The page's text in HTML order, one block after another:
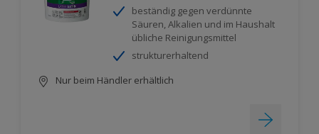
beständig gegen verdünnte
Säuren, Alkalien und im Haushalt
übliche Reinigungsmittel
strukturerhaltend
Nur beim Händler erhältlich